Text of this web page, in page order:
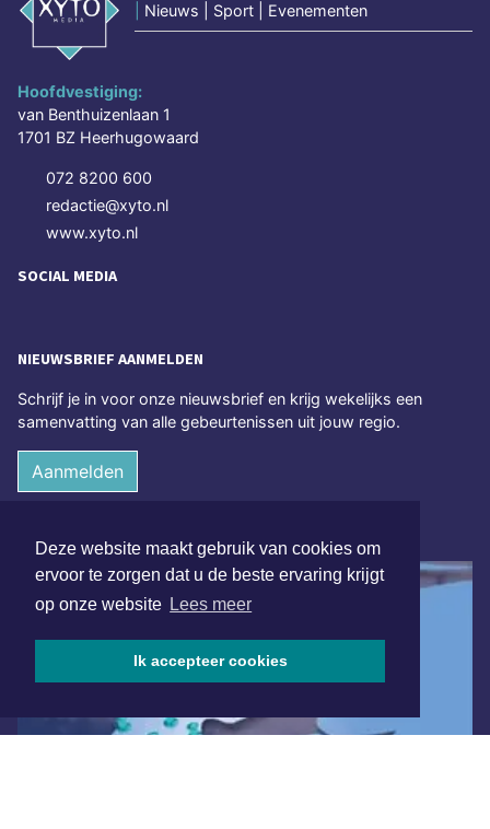
Deze website maakt gebruik van cookies om
ervoor te zorgen dat u de beste ervaring krijgt
op onze website Lees meer
Ik accepteer cookies
Nieuws | Sport | Evenementen
Hoofdvestiging:
van Benthuizenlaan 1
1701 BZ Heerhugowaard
072 8200 600
redactie@xyto.nl
www.xyto.nl
SOCIAL MEDIA
NIEUWSBRIEF AANMELDEN
Schrijf je in voor onze nieuwsbrief en krijg wekelijks een
samenvatting van alle gebeurtenissen uit jouw regio.
Aanmelden